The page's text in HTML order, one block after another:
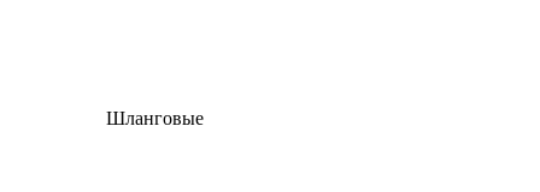
Шланговые